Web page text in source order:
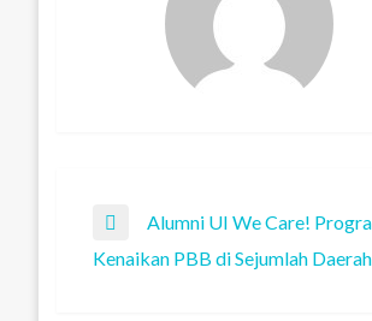
Post
Previous
Post
Alumni UI We Care!
Next
Kenaikan PBB di Sejumlah